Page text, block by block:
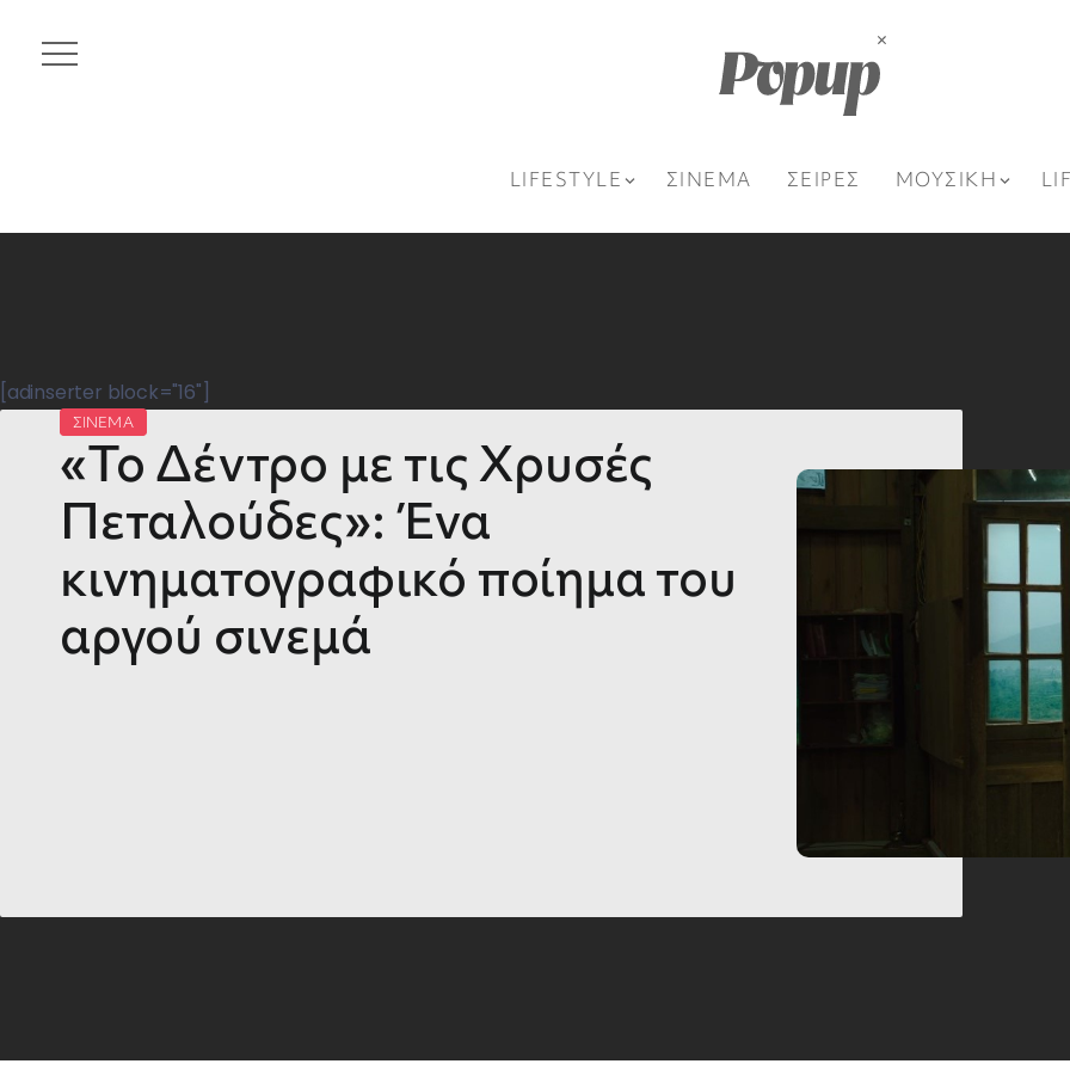
LIFESTYLE ΣΙΝΕΜΑ ΣΕΙΡΕΣ ΜΟΥΣΙΚΗ
[adinserter block="16"]
ΣΙΝΕΜΑ
«Το Δέντρο με τις Χρυσές
Πεταλούδες»: Ένα
κινηματογραφικό ποίημα του
αργού σινεμά